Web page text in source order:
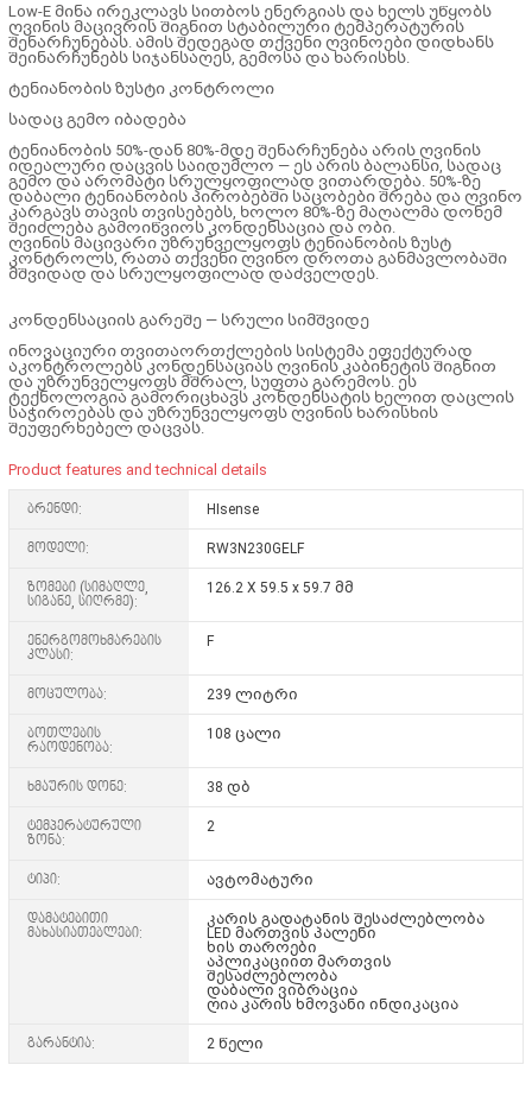
Low-E მინა ირეკლავს სითბოს ენერგიას და ხელს უწყობს
ღვინის მაცივრის შიგნით სტაბილური ტემპერატურის
შენარჩუნებას. ამის შედეგად თქვენი ღვინოები დიდხანს
შეინარჩუნებს სიჯანსაღეს, გემოსა და ხარისხს.
ტენიანობის ზუსტი კონტროლი
სადაც გემო იბადება
ტენიანობის 50%-დან 80%-მდე შენარჩუნება არის ღვინის
იდეალური დაცვის საიდუმლო — ეს არის ბალანსი, სადაც
გემო და არომატი სრულყოფილად ვითარდება. 50%-ზე
დაბალი ტენიანობის პირობებში საცობები შრება და ღვინო
კარგავს თავის თვისებებს, ხოლო 80%-ზე მაღალმა დონემ
შეიძლება გამოიწვიოს კონდენსაცია და ობი.
ღვინის მაცივარი უზრუნველყოფს ტენიანობის ზუსტ
კონტროლს, რათა თქვენი ღვინო დროთა განმავლობაში
მშვიდად და სრულყოფილად დაძველდეს.
კონდენსაციის გარეშე — სრული სიმშვიდე
ინოვაციური თვითაორთქლების სისტემა ეფექტურად
აკონტროლებს კონდენსაციას ღვინის კაბინეტის შიგნით
და უზრუნველყოფს მშრალ, სუფთა გარემოს. ეს
ტექნოლოგია გამორიცხავს კონდენსატის ხელით დაცლის
საჭიროებას და უზრუნველყოფს ღვინის ხარისხის
შეუფერხებელ დაცვას.
Product features and technical details
ბრენდი: HIsense
მოდელი: RW3N230GELF
ზომები (სიმაღლე,
სიგანე, სიღრმე):
126.2 X 59.5 x 59.7 მმ
ენერგომოხმარების
კლასი:
F
მოცულობა: 239 ლიტრი
ბოთლების
რაოდენობა:
108 ცალი
ხმაურის დონე: 38 დბ
ტემპერატურული
ზონა:
2
ტიპი: ავტომატური
დამატებითი
მახასიათებლები:
კარის გადატანის შესაძლებლობა
LED მართვის პალენი
ხის თაროები
აპლიკაციით მართვის
შესაძლებლობა
დაბალი ვიბრაცია
ღია კარის ხმოვანი ინდიკაცია
გარანტია: 2 წელი